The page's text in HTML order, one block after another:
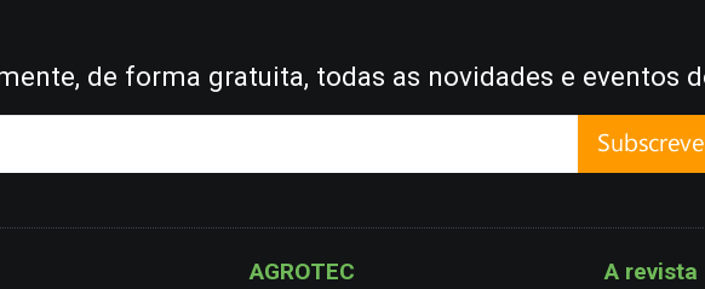
de forma gratuita, todas as novidades e eventos
AGROTEC A revista